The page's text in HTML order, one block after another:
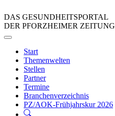
DAS GESUNDHEITSPORTAL
DER PFORZHEIMER ZEITUNG
Start
Themenwelten
Stellen
Partner
Termine
Branchenverzeichnis
PZ/AOK-Frühjahrskur 2026